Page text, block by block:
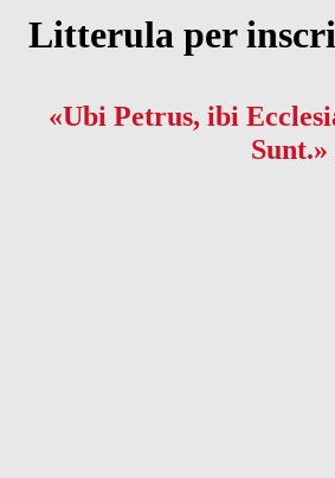
Litterula per
«Ubi Petrus, ibi